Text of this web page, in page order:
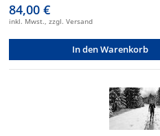
84,00 €
inkl. Mwst., zzgl. Versand
In den Warenkorb